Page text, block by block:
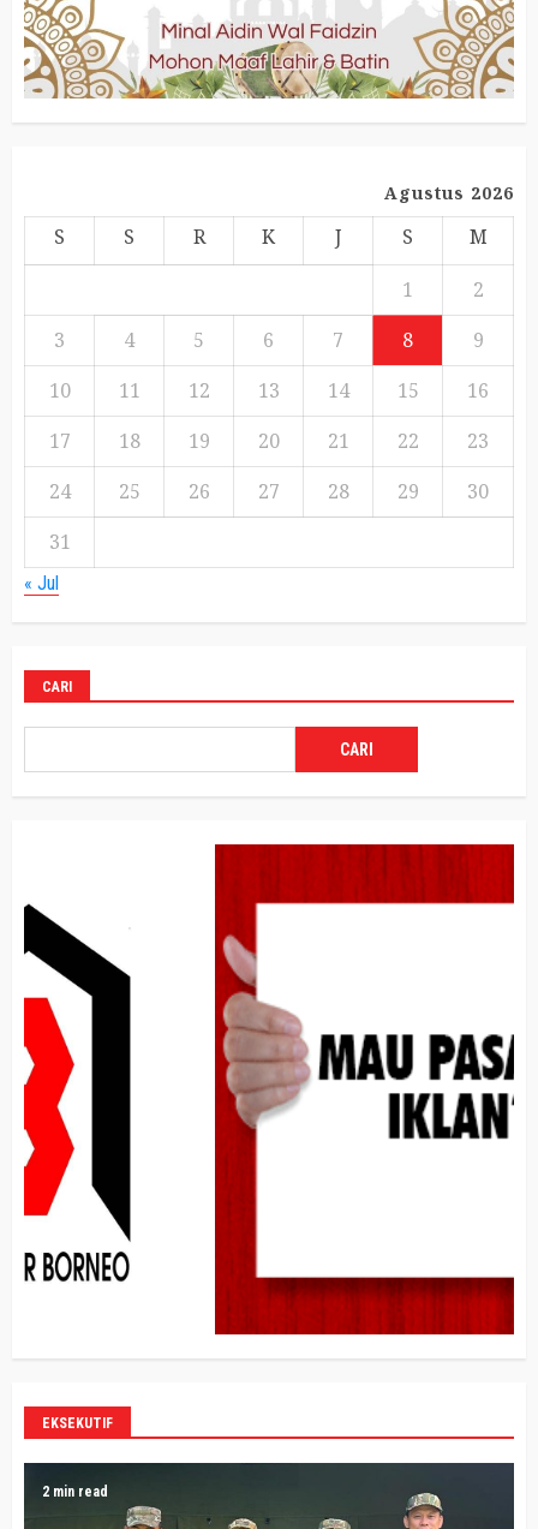
Agustus 2026
S S R K J S
M
1
2
3
4 5 6 7 8
9
10
11 12 13 14 15
16
17
18 19 20 21 22
23
24
25 26 27 28 29
30
31
« Jul
CARI
CARI
EKSEKUTIF
2 min read